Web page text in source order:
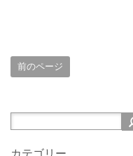
前のページ
カテゴリー